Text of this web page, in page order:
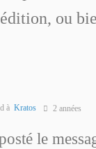
ou
à Kratos 2 années
le